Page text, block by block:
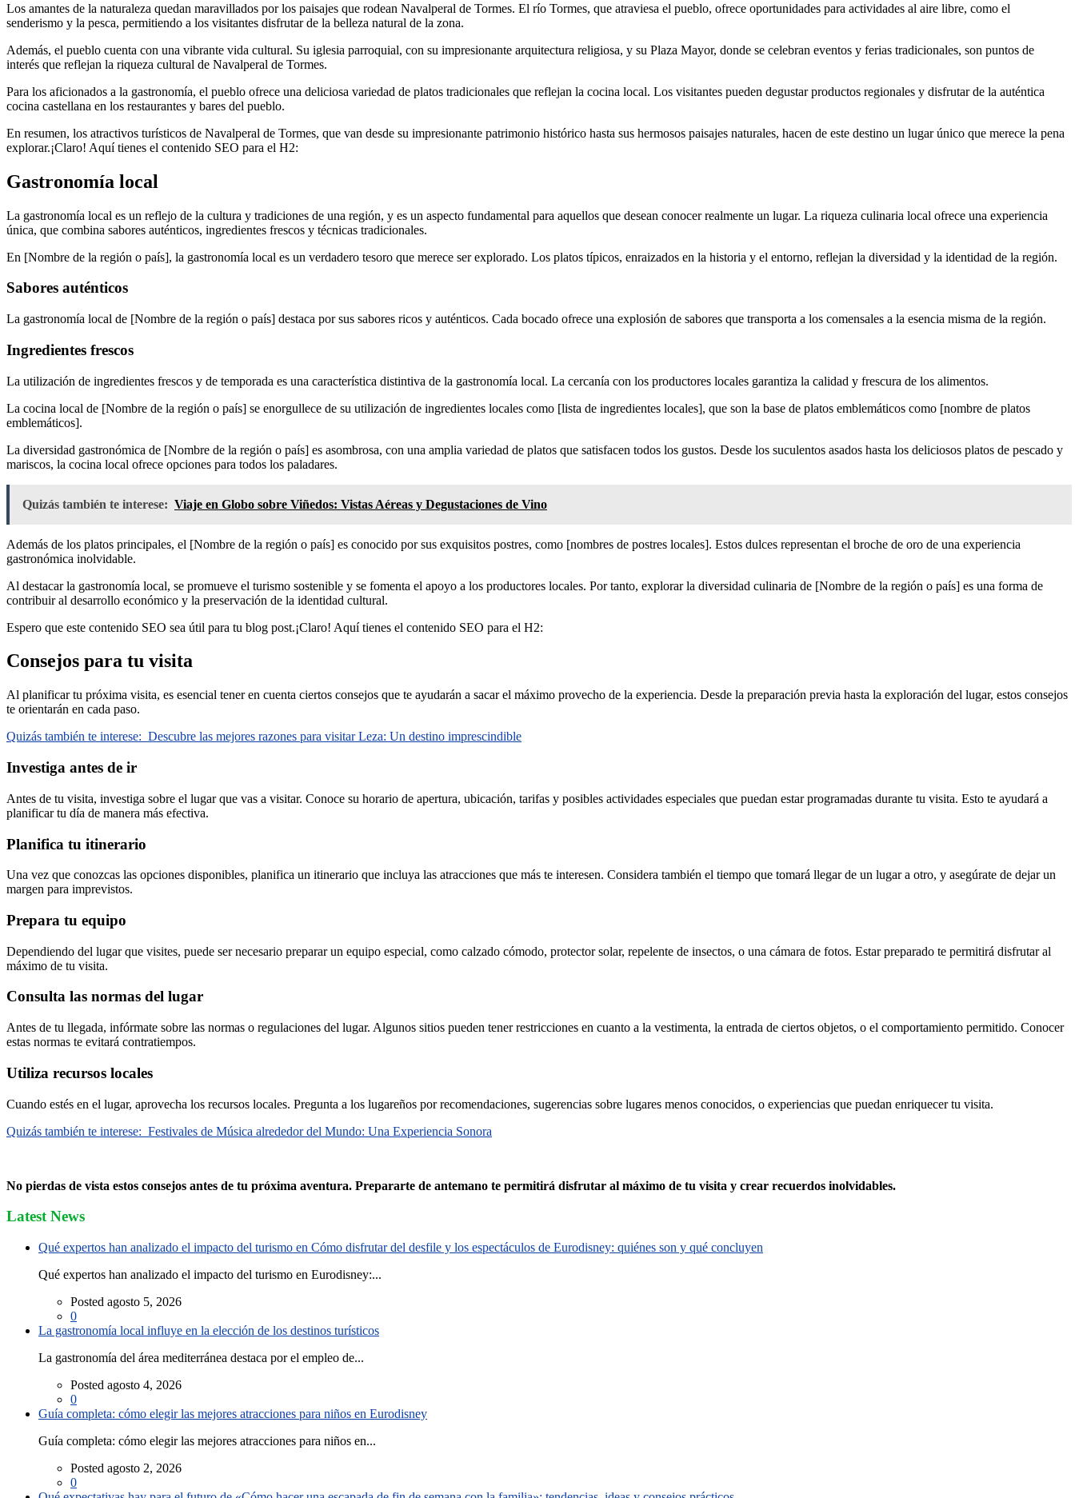
Los amantes de la naturaleza quedan maravillados por los paisajes que rodean Navalperal de Tormes. El río Tormes, que atraviesa el pueblo, ofrece oportunidades para actividades al aire libre, como el
senderismo y la pesca, permitiendo a los visitantes disfrutar de la belleza natural de la zona.
Además, el pueblo cuenta con una vibrante vida cultural. Su iglesia parroquial, con su impresionante arquitectura religiosa, y su Plaza Mayor, donde se celebran eventos y ferias tradicionales, son puntos de
interés que reflejan la riqueza cultural de Navalperal de Tormes.
Para los aficionados a la gastronomía, el pueblo ofrece una deliciosa variedad de platos tradicionales que reflejan la cocina local. Los visitantes pueden degustar productos regionales y disfrutar de la auténtica
cocina castellana en los restaurantes y bares del pueblo.
En resumen, los atractivos turísticos de Navalperal de Tormes, que van desde su impresionante patrimonio histórico hasta sus hermosos paisajes naturales, hacen de este destino un lugar único que merece la pena
explorar.¡Claro! Aquí tienes el contenido SEO para el H2:
Gastronomía local
La gastronomía local es un reflejo de la cultura y tradiciones de una región, y es un aspecto fundamental para aquellos que desean conocer realmente un lugar. La riqueza culinaria local ofrece una experiencia
única, que combina sabores auténticos, ingredientes frescos y técnicas tradicionales.
En [Nombre de la región o país], la gastronomía local es un verdadero tesoro que merece ser explorado. Los platos típicos, enraizados en la historia y el entorno, reflejan la diversidad y la identidad de la región.
Sabores auténticos
La gastronomía local de [Nombre de la región o país] destaca por sus sabores ricos y auténticos. Cada bocado ofrece una explosión de sabores que transporta a los comensales a la esencia misma de la región.
Ingredientes frescos
La utilización de ingredientes frescos y de temporada es una característica distintiva de la gastronomía local. La cercanía con los productores locales garantiza la calidad y frescura de los alimentos.
La cocina local de [Nombre de la región o país] se enorgullece de su utilización de ingredientes locales como [lista de ingredientes locales], que son la base de platos emblemáticos como [nombre de platos
emblemáticos].
La diversidad gastronómica de [Nombre de la región o país] es asombrosa, con una amplia variedad de platos que satisfacen todos los gustos. Desde los suculentos asados hasta los deliciosos platos de pescado y
mariscos, la cocina local ofrece opciones para todos los paladares.
Quizás también te interese: Viaje en Globo sobre Viñedos: Vistas Aéreas y Degustaciones de Vino
Además de los platos principales, el [Nombre de la región o país] es conocido por sus exquisitos postres, como [nombres de postres locales]. Estos dulces representan el broche de oro de una experiencia
gastronómica inolvidable.
Al destacar la gastronomía local, se promueve el turismo sostenible y se fomenta el apoyo a los productores locales. Por tanto, explorar la diversidad culinaria de [Nombre de la región o país] es una forma de
contribuir al desarrollo económico y la preservación de la identidad cultural.
Espero que este contenido SEO sea útil para tu blog post.¡Claro! Aquí tienes el contenido SEO para el H2:
Consejos para tu visita
Al planificar tu próxima visita, es esencial tener en cuenta ciertos consejos que te ayudarán a sacar el máximo provecho de la experiencia. Desde la preparación previa hasta la exploración del lugar, estos consejos
te orientarán en cada paso.
Quizás también te interese: Descubre las mejores razones para visitar Leza: Un destino imprescindible
Investiga antes de ir
Antes de tu visita, investiga sobre el lugar que vas a visitar. Conoce su horario de apertura, ubicación, tarifas y posibles actividades especiales que puedan estar programadas durante tu visita. Esto te ayudará a
planificar tu día de manera más efectiva.
Planifica tu itinerario
Una vez que conozcas las opciones disponibles, planifica un itinerario que incluya las atracciones que más te interesen. Considera también el tiempo que tomará llegar de un lugar a otro, y asegúrate de dejar un
margen para imprevistos.
Prepara tu equipo
Dependiendo del lugar que visites, puede ser necesario preparar un equipo especial, como calzado cómodo, protector solar, repelente de insectos, o una cámara de fotos. Estar preparado te permitirá disfrutar al
máximo de tu visita.
Consulta las normas del lugar
Antes de tu llegada, infórmate sobre las normas o regulaciones del lugar. Algunos sitios pueden tener restricciones en cuanto a la vestimenta, la entrada de ciertos objetos, o el comportamiento permitido. Conocer
estas normas te evitará contratiempos.
Utiliza recursos locales
Cuando estés en el lugar, aprovecha los recursos locales. Pregunta a los lugareños por recomendaciones, sugerencias sobre lugares menos conocidos, o experiencias que puedan enriquecer tu visita.
Quizás también te interese: Festivales de Música alrededor del Mundo: Una Experiencia Sonora
No pierdas de vista estos consejos antes de tu próxima aventura. Prepararte de antemano te permitirá disfrutar al máximo de tu visita y crear recuerdos inolvidables.
Latest News
Qué expertos han analizado el impacto del turismo en Cómo disfrutar del desfile y los espectáculos de Eurodisney: quiénes son y qué concluyen
Qué expertos han analizado el impacto del turismo en Eurodisney:...
Posted agosto 5, 2026
0
La gastronomía local influye en la elección de los destinos turísticos
La gastronomía del área mediterránea destaca por el empleo de...
Posted agosto 4, 2026
0
Guía completa: cómo elegir las mejores atracciones para niños en Eurodisney
Guía completa: cómo elegir las mejores atracciones para niños en...
Posted agosto 2, 2026
0